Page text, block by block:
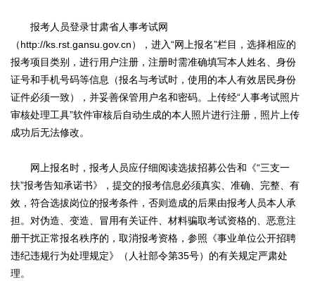
报考人员登录甘肃省人事考试网
（http://ks.rst.gansu.gov.cn），进入“网上报名”栏目，选择相应的
报考项目类别，进行用户注册，注册时需准确填写本人姓名、身份
证号和手机号码等信息（报名与考试时，使用的本人有效居民身份
证件必须一致），并妥善保管用户名和密码。上传经“人事考试照片
审核处理工具”软件审核后自动生成的本人照片进行注册，照片上传
成功后无法修改。
网上报名时，报考人员应仔细阅读选拔招募公告和《“三支一
扶”报考告知承诺书》，提交的报考信息必须真实、准确、完整、有
效，符合选拔岗位的报考条件，否则造成的后果由报考人员本人承
担。对伪造、变造、冒用有关证件、材料骗取考试资格的、恶意注
册干扰正常报名秩序的，取消报考资格，参照《事业单位公开招聘
违纪违规行为处理规定》（人社部令第35号）的有关规定严肃处
理。